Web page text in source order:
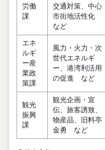
労働
課
交通対策、中心
市街地活性化
など
エネ
ルギ
ー産
業政
策課
風力・火力・次
世代エネルギ
ー、港湾利活用
の促進 など
観光
振興
課
観光企画・宣
伝、旅客誘致、
物産品、旧料亭
金勇 など